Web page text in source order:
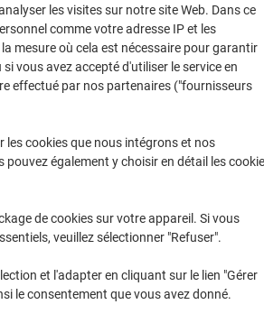
CHF274.95
Unité
À partir de 3 Unités
CHF297.22 TVA incl.
Quantité TVA excl.
3+Unités CHF274.95 -3%
Souhaitez-vous recevoir une notification lorsque
disponible ?
Me tenir informé
Livraison directe par le fournisseur
Nous sommes désolés, ce produit n'est
les visites sur notre site Web. Dans ce
comme votre adresse IP et les
mesure où cela est nécessaire pour garantir
vous avez accepté d'utiliser le service en
effectué par nos partenaires ("fournisseurs
cookies que nous intégrons et nos
également y choisir en détail les
de cookies sur votre appareil. Si vous
veuillez sélectionner "Refuser".
et l'adapter en cliquant sur le lien "Gérer
le consentement que vous avez donné.